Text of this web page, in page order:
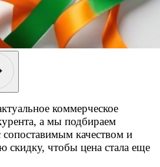
коммерческое
а мы подбираем
качеством и
скидку, чтобы цена стала еще